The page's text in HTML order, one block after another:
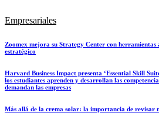
Empresariales
Zoomex mejora su Strategy Center con
estratégico
Harvard Business Impact presenta ‘Essential Skill
los estudiantes aprenden y desarrollan las
demandan las empresas
Más allá de la crema solar: la importancia de revisar